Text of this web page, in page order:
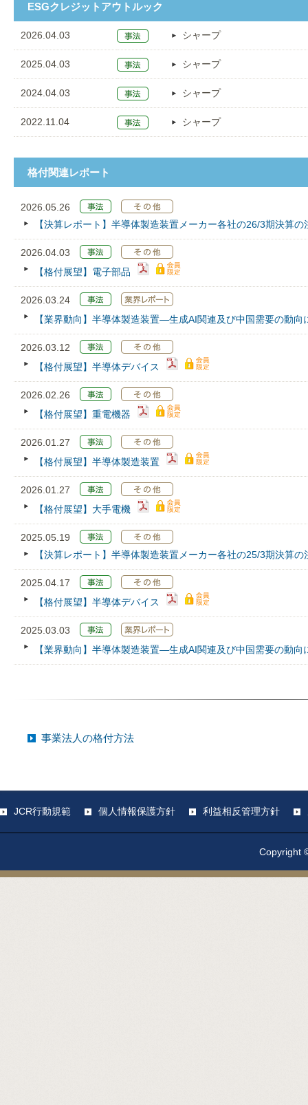
ESGクレジットアウトルック
2026.04.03 シャープ
2025.04.03 シャープ
2024.04.03 シャープ
2022.11.04 シャープ
格付関連レポート
2026.05.26
【決算レポート】半導体製造装置メーカー各社の26/3期決算の
2026.04.03
【格付展望】電子部品
2026.03.24
【業界動向】半導体製造装置―生成AI関連及び中国需要の動
2026.03.12
【格付展望】半導体デバイス
2026.02.26
【格付展望】重電機器
2026.01.27
【格付展望】半導体製造装置
2026.01.27
【格付展望】大手電機
2025.05.19
【決算レポート】半導体製造装置メーカー各社の25/3期決算の
2025.04.17
【格付展望】半導体デバイス
2025.03.03
【業界動向】半導体製造装置―生成AI関連及び中国需要の動
事業法人の格付方法
JCR行動規範 個人情報保護方針 利益相反管理方針
Copyright